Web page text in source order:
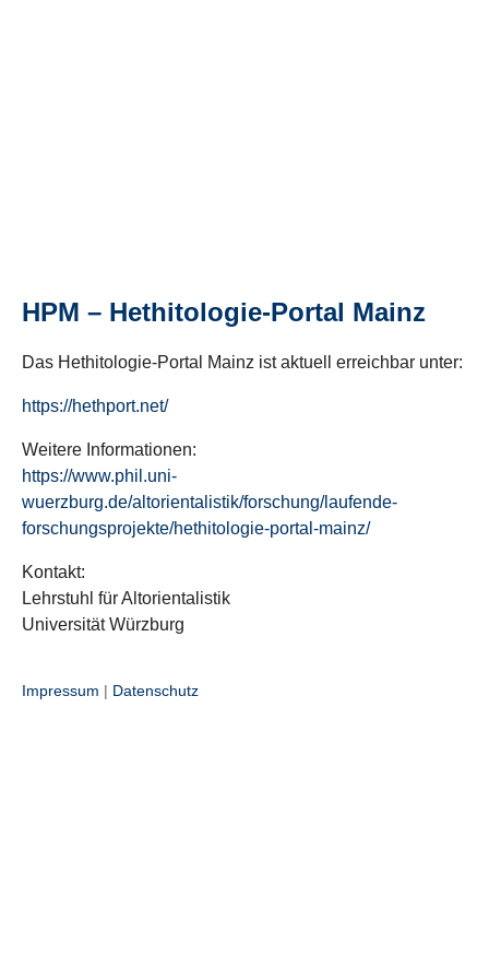
HPM – Hethitologie-Portal Mainz
Das Hethitologie-Portal Mainz ist aktuell erreichbar unter:
https://hethport.net/
Weitere Informationen:
https://www.phil.uni-
wuerzburg.de/altorientalistik/forschung/laufende-
forschungsprojekte/hethitologie-portal-mainz/
Kontakt:
Lehrstuhl für Altorientalistik
Universität Würzburg
Impressum | Datenschutz